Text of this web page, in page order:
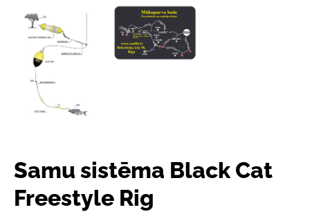
Samu sistēma Black Cat
Freestyle Rig